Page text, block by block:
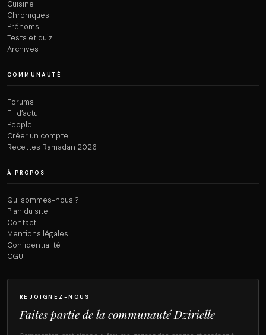
Cuisine
Chroniques
Prénoms
Tests et quiz
Archives
COMMUNAUTÉ
Forums
Fil d’actu
People
Créer un compte
Recettes Ramadan 2026
À PROPOS
Qui sommes-nous ?
Plan du site
Contact
Mentions légales
Confidentialité
CGU
REJOIGNEZ-NOUS
Faites partie de la communauté Dzirielle